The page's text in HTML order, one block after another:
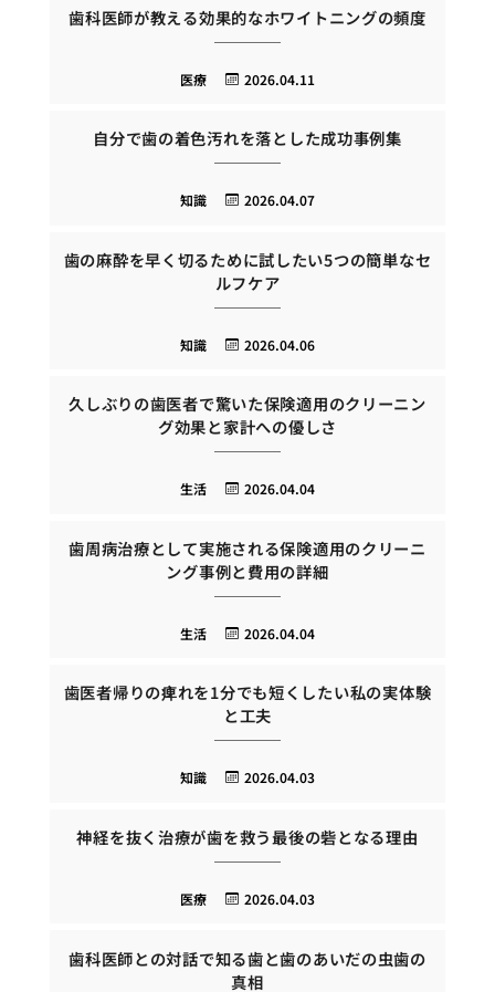
歯科医師が教える効果的なホワイトニングの頻度
2026.04.11
医療
自分で歯の着色汚れを落とした成功事例集
2026.04.07
知識
歯の麻酔を早く切るために試したい5つの簡単なセ
ルフケア
2026.04.06
知識
久しぶりの歯医者で驚いた保険適用のクリーニン
グ効果と家計への優しさ
2026.04.04
生活
歯周病治療として実施される保険適用のクリーニ
ング事例と費用の詳細
2026.04.04
生活
歯医者帰りの痺れを1分でも短くしたい私の実体験
と工夫
2026.04.03
知識
神経を抜く治療が歯を救う最後の砦となる理由
2026.04.03
医療
歯科医師との対話で知る歯と歯のあいだの虫歯の
真相